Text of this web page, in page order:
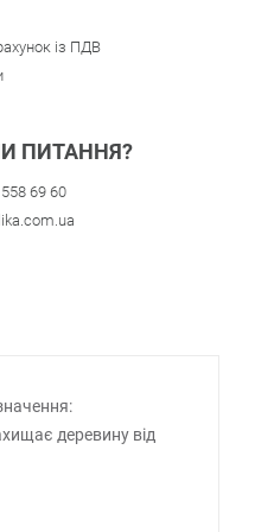
із ПДВ
ПИТАННЯ?
69 60
деревину від